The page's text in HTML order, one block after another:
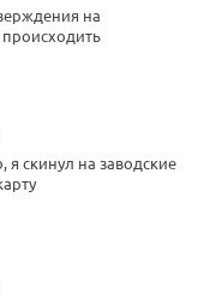
на
происходить
я скинул на заводские